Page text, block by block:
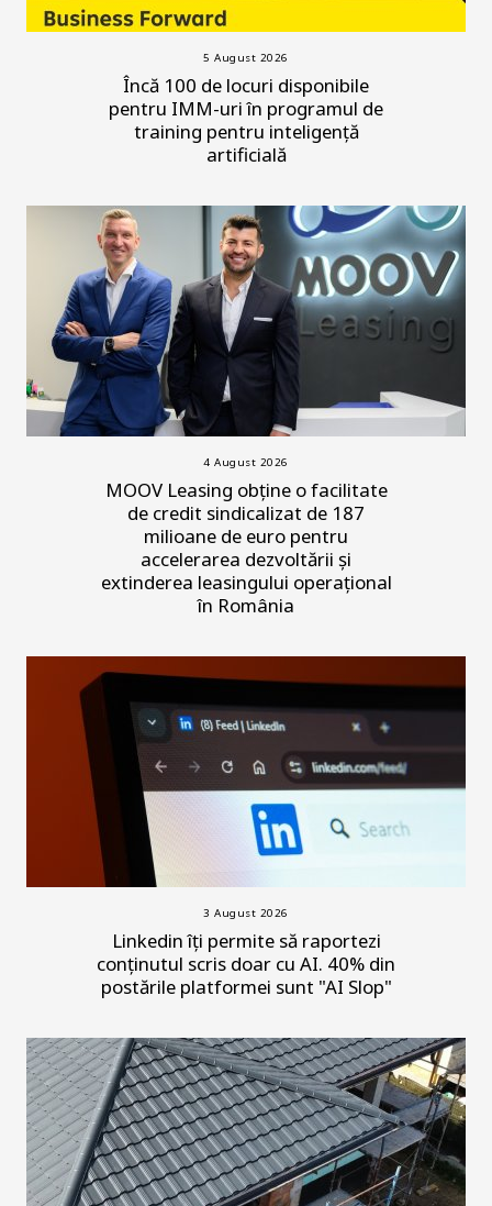
5 August 2026
Încă 100 de locuri disponibile
pentru IMM-uri în programul de
training pentru inteligență
artificială
4 August 2026
MOOV Leasing obține o facilitate
de credit sindicalizat de 187
milioane de euro pentru
accelerarea dezvoltării și
extinderea leasingului operațional
în România
3 August 2026
Linkedin îți permite să raportezi
conținutul scris doar cu AI. 40% din
postările platformei sunt "AI Slop"